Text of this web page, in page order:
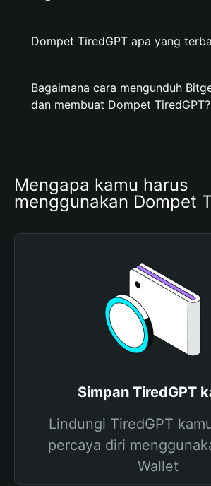
Dompet TiredGPT apa yang
Bagaimana cara mengunduh
dan membuat Dompet TiredGPT?
Mengapa kamu harus
menggunakan Dompet
Simpan TiredGPT
Lindungi TiredGPT
percaya diri
Wallet